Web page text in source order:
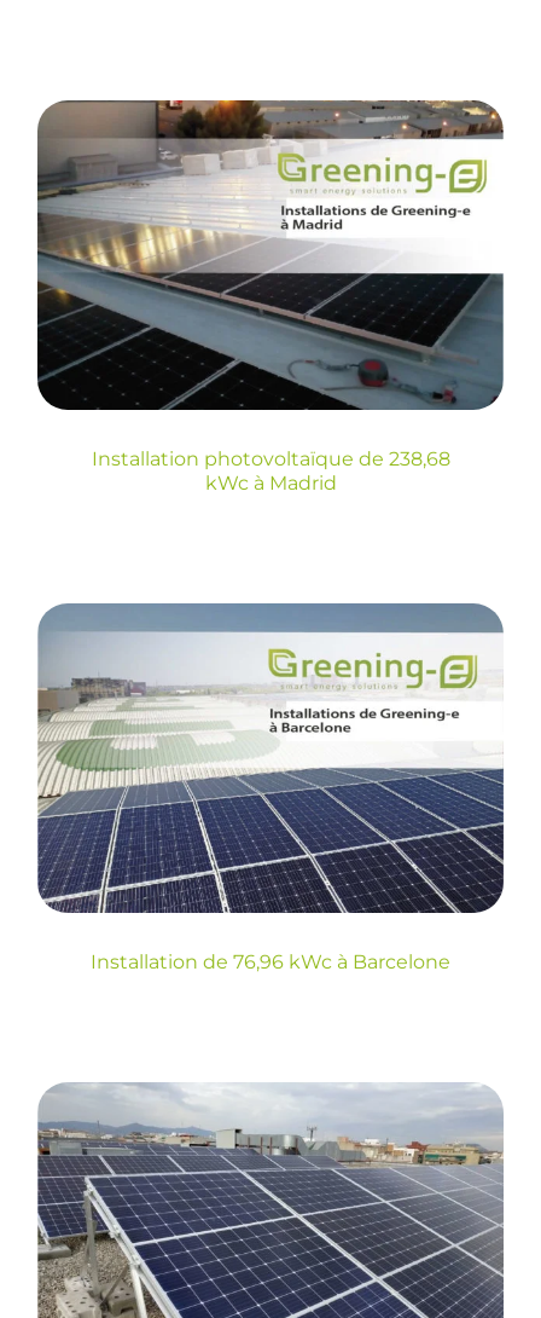
Installation
photovoltaïque de
238,68 kWc à Madrid
Installation photovoltaïque de 238,68
kWc à Madrid
Installation de 76,96
kWc à Barcelone
Installation de 76,96 kWc à Barcelone
Installation
photovoltaïque pour
autoconsommation de
99 225 kW à El Prat de